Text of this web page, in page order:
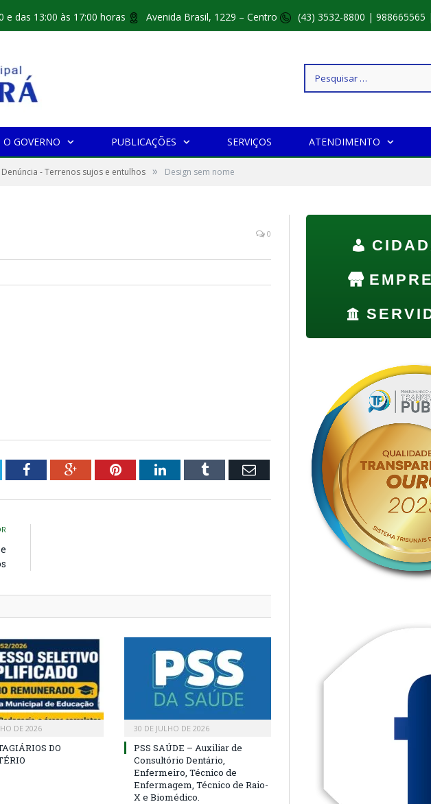
e das 13:00 às 17:00 horas Avenida Brasil, 1229 – Centro (43) 3532-8800 | 988665565
Pesquisar
O GOVERNO PUBLICAÇÕES SERVIÇOS ATENDIMENTO
- Terrenos sujos e entulhos » Design sem nome
0
FacebookGoogle+PinterestLinkedInTumblr Email
DE 2026
DO
30 DE JULHO DE 2026
PSS SAÚDE – Auxiliar de
Consultório Dentário,
Enfermeiro, Técnico de
Enfermagem, Técnico de Raio-
X e Biomédico.